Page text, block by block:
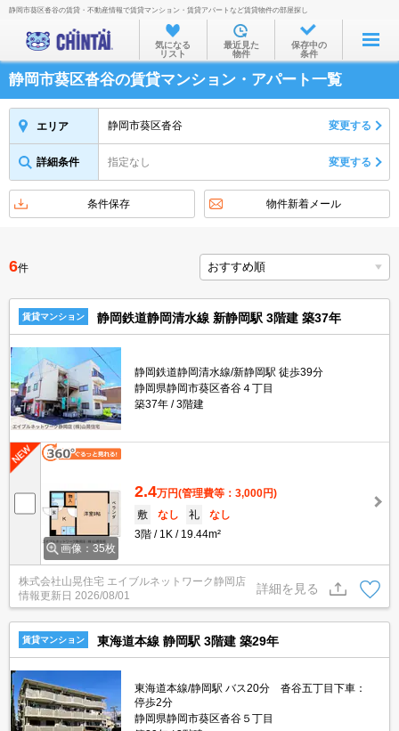
お部屋を探す
沿線・駅から
住所から
物件特集から
不動産会社から
TOP
静岡市葵区沓谷の賃貸・不動産情報で賃貸マンション・賃貸アパートなど賃貸物件の部屋探し
気になる
リスト
最近見た
物件
保存中の
条件
静岡市葵区沓谷の賃貸マンション・アパート一覧
エリア 静岡市葵区沓谷 変更する
詳細条件 指定なし 変更する
条件保存 物件新着メール
6件
賃貸マンション 静岡鉄道静岡清水線 新静岡駅 3階建 築37年
静岡鉄道静岡清水線/新静岡駅 徒歩39分
静岡県静岡市葵区沓谷４丁目
築37年
3階建
画像：35枚
2.4万円(管理費等：3,000円)
敷
なし 礼
なし
3階
1K 19.44m²
株式会社山晃住宅 エイブルネットワーク静岡店
情報更新日 2026/08/01
詳細を見る
賃貸マンション 東海道本線 静岡駅 3階建 築29年
東海道本線/静岡駅 バス20分 沓谷五丁目下車：
停歩2分
静岡県静岡市葵区沓谷５丁目